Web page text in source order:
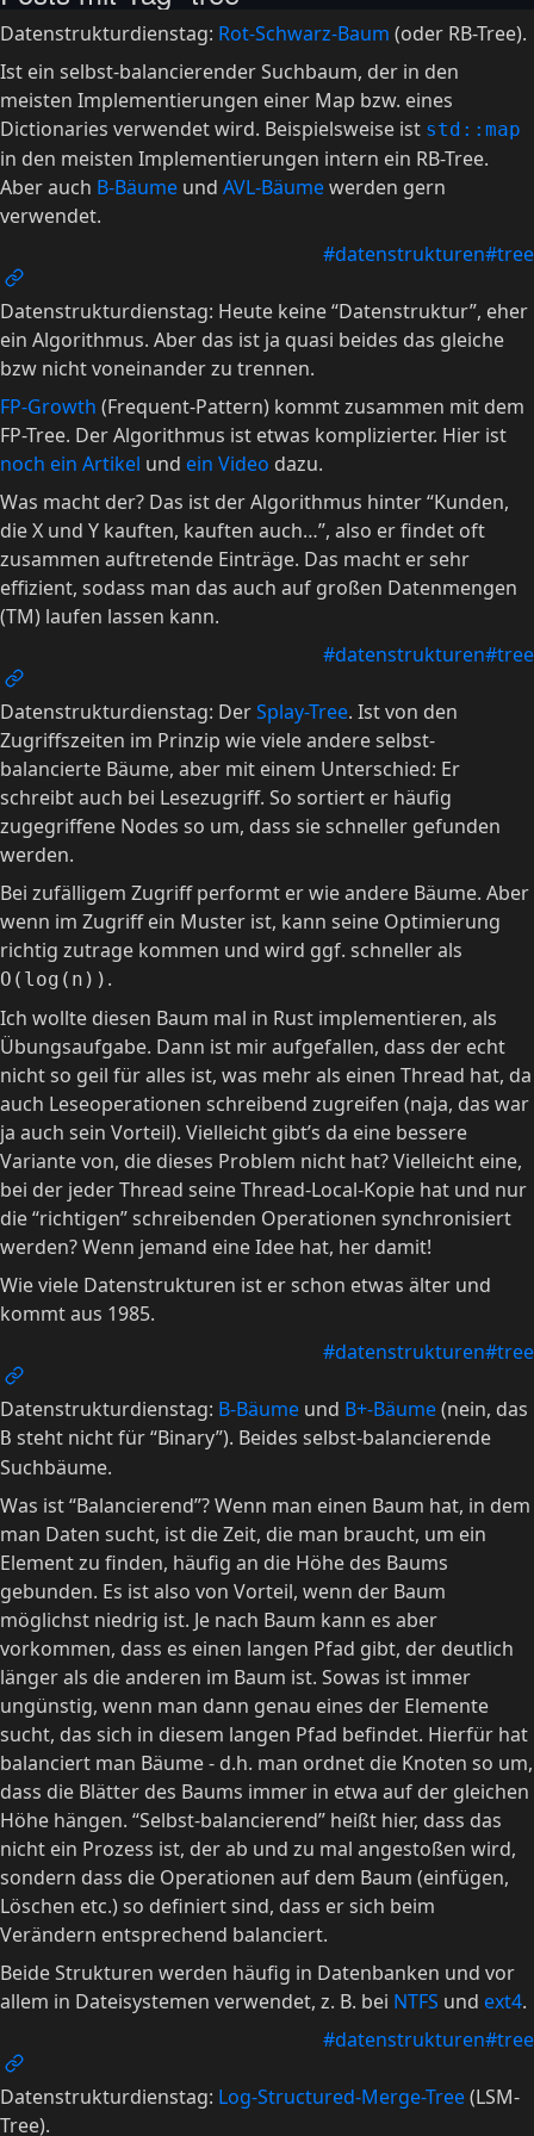
Datenstrukturdienstag: Rot-Schwarz-Baum (oder RB-Tree).
Ist ein selbst-balancierender Suchbaum, der in den
meisten Implementierungen einer Map bzw. eines
Dictionaries verwendet wird. Beispielsweise ist std::map
in den meisten Implementierungen intern ein RB-Tree.
Aber auch B-Bäume und AVL-Bäumewerden gern
verwendet.
#datenstrukturen#tree
Datenstrukturdienstag: Heute keine “Datenstruktur”, eher
ein Algorithmus. Aber das ist ja quasi beides das gleiche
bzw nicht voneinander zu trennen.
FP-Growth (Frequent-Pattern) kommt zusammen mit dem
FP-Tree. Der Algorithmus ist etwas komplizierter. Hier ist
noch ein Artikel und ein Video dazu.
Was macht der? Das ist der Algorithmus hinter “Kunden,
die X und Y kauften, kauften auch…”, also er findet oft
zusammen auftretende Einträge. Das macht er sehr
effizient, sodass man das auch auf großen Datenmengen
(TM) laufen lassen kann.
#datenstrukturen#tree
Datenstrukturdienstag: DerSplay-Tree. Ist von den
Zugriffszeiten im Prinzip wie viele andere selbst-
balancierte Bäume, aber mit einem Unterschied: Er
schreibt auch bei Lesezugriff. So sortiert er häufig
zugegriffene Nodes so um, dass sie schneller gefunden
werden.
Bei zufälligem Zugriff performt er wie andere Bäume. Aber
wenn im Zugriff ein Muster ist, kann seine Optimierung
richtig zutrage kommen und wird ggf. schneller als
O(log(n)) .
Ich wollte diesen Baum mal in Rust implementieren, als
Übungsaufgabe. Dann ist mir aufgefallen, dass der echt
nicht so geil für alles ist, was mehr als einen Thread hat, da
auch Leseoperationen schreibend zugreifen (naja, das war
ja auch sein Vorteil). Vielleicht gibt’s da eine bessere
Variante von, die dieses Problem nicht hat? Vielleicht eine,
bei der jeder Thread seine Thread-Local-Kopie hat und nur
die “richtigen” schreibenden Operationen synchronisiert
werden? Wenn jemand eine Idee hat, her damit!
Wie viele Datenstrukturen ist er schon etwas älter und
kommt aus 1985.
#datenstrukturen#tree
Datenstrukturdienstag: B-Bäume und B+-Bäume(nein, das
B steht nicht für “Binary”). Beides selbst-balancierende
Suchbäume.
Was ist “Balancierend”? Wenn man einen Baum hat, in dem
man Daten sucht, ist die Zeit, die man braucht, um ein
Element zu finden, häufig an die Höhe des Baums
gebunden. Es ist also von Vorteil, wenn der Baum
möglichst niedrig ist. Je nach Baum kann es aber
vorkommen, dass es einen langen Pfad gibt, der deutlich
länger als die anderen im Baum ist. Sowas ist immer
ungünstig, wenn man dann genau eines der Elemente
sucht, das sich in diesem langen Pfad befindet. Hierfür hat
balanciert man Bäume - d.h. man ordnet die Knoten so um,
dass die Blätter des Baums immer in etwa auf der gleichen
Höhe hängen. “Selbst-balancierend” heißt hier, dass das
nicht ein Prozess ist, der ab und zu mal angestoßen wird,
sondern dass die Operationen auf dem Baum (einfügen,
Löschen etc.) so definiert sind, dass er sich beim
Verändern entsprechend balanciert.
Beide Strukturen werden häufig in Datenbanken und vor
allem in Dateisystemen verwendet, z. B. bei NTFS und ext4.
#datenstrukturen#tree
Datenstrukturdienstag: Log-Structured-Merge-Tree(LSM-
Tree).